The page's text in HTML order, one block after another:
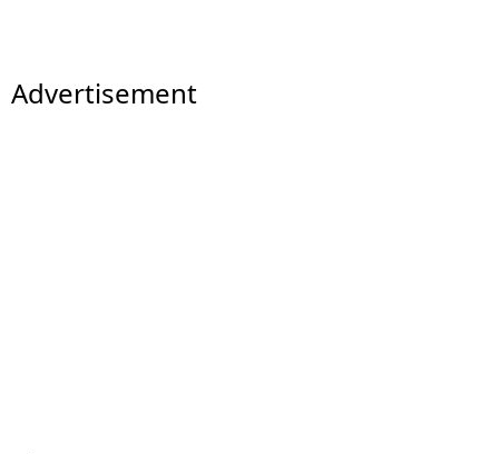
Advertisement